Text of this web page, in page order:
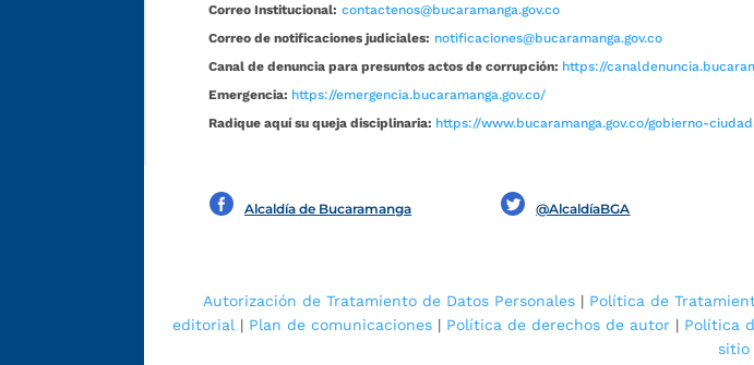
Correo Institucional: contactenos@bucaramanga.gov.co
Correo de notificaciones judiciales: notificaciones@bucaramanga.gov.co
Canal de denuncia para presuntos actos de corrupción: https://
Emergencia: https://emergencia.bucaramanga.gov.co/
Radique aquí su queja disciplinaria: https://www.bucaramanga.gov.co/gobierno-
Alcaldía de Bucaramanga @AlcaldíaBGA
Autorización de Tratamiento de Datos Personales | Política de
editorial | Plan de comunicaciones | Política de derechos de autor | Política
sitio